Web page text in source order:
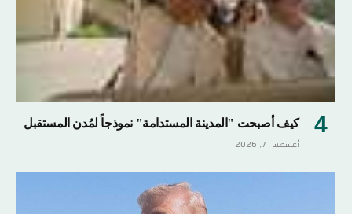
كيف أصبحت "المدينة المستدامة" نموذجاً لمُدن المستقبل
أغسطس 7, 2026